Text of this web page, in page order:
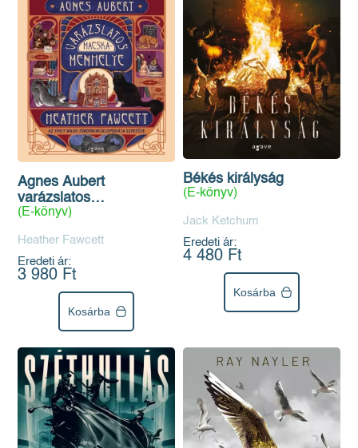
Agnes Aubert
varázslatos
macskamenhelye
(E-könyv)
Heather Fawcett
Eredeti ár:
3 980 Ft
Kosárba
Békés királyság
(E-könyv)
Jack Ketchum
Eredeti ár:
4 480 Ft
Kosárba